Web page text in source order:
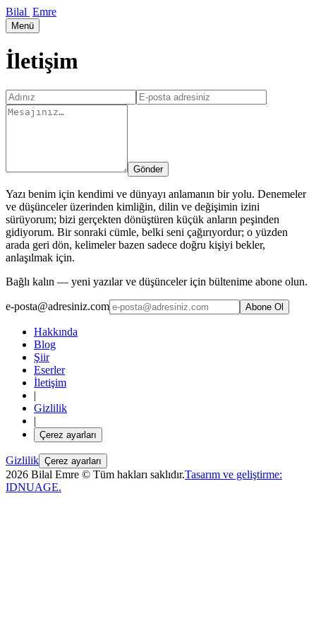
Bilal Emre
Menü
İletişim
Gönder
Yazı benim için kendimi ve dünyayı anlamanın bir yolu. Denemeler
ve düşünceler üzerinden kimliğin, dilin ve değişimin izini
sürüyorum; bizi gerçekten dönüştüren küçük anların peşinden
gidiyorum. Bir sonraki cümle, belki seni çağırıyordur; o yüzden
arada geri dön, kelimeler bazen sadece doğru kişiyi bekler,
anlaşılmak için.
Bağlı kalın — yeni yazılar ve düşünceler için bültenime abone olun.
e-posta@adresiniz.com Abone Ol
Hakkında
Blog
Şiir
Eserler
İletişim
|
Gizlilik
|
Çerez ayarları
Gizlilik Çerez ayarları
2026 Bilal Emre © Tüm hakları saklıdır.Tasarım ve geliştirme:
IDNUAGE.